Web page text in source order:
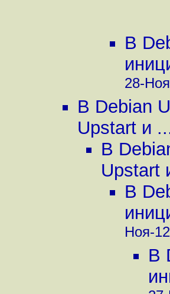
В
28-
В Debian
Upstart и
В
Upstart
В
Ноя-
В